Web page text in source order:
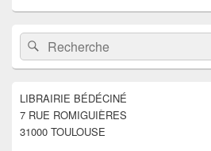
Zone
principale
de
widget
barre
latérale
Recherche :Rechercher
LIBRAIRIE BÉDÉCINÉ
7 RUE ROMIGUIÈRES
31000 TOULOUSE